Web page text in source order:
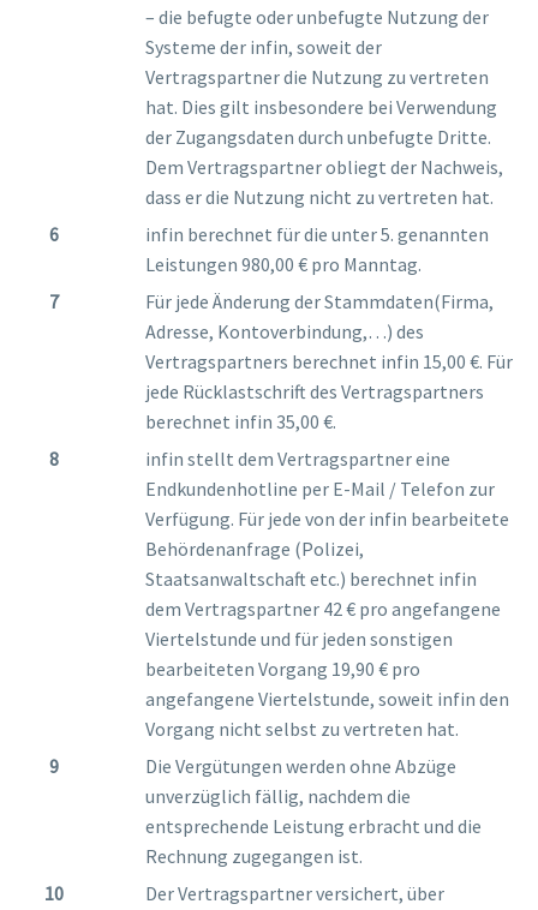
– die befugte oder unbefugte Nutzung der
Systeme der infin, soweit der
Vertragspartner die Nutzung zu vertreten
hat. Dies gilt insbesondere bei Verwendung
der Zugangsdaten durch unbefugte Dritte.
Dem Vertragspartner obliegt der Nachweis,
dass er die Nutzung nicht zu vertreten hat.
infin berechnet für die unter 5. genannten
Leistungen 980,00 € pro Manntag.
Für jede Änderung der Stammdaten(Firma,
Adresse, Kontoverbindung,…) des
Vertragspartners berechnet infin 15,00 €. Für
jede Rücklastschrift des Vertragspartners
berechnet infin 35,00 €.
infin stellt dem Vertragspartner eine
Endkundenhotline per E-Mail / Telefon zur
Verfügung. Für jede von der infin bearbeitete
Behördenanfrage (Polizei,
Staatsanwaltschaft etc.) berechnet infin
dem Vertragspartner 42 € pro angefangene
Viertelstunde und für jeden sonstigen
bearbeiteten Vorgang 19,90 € pro
angefangene Viertelstunde, soweit infin den
Vorgang nicht selbst zu vertreten hat.
Die Vergütungen werden ohne Abzüge
unverzüglich fällig, nachdem die
entsprechende Leistung erbracht und die
Rechnung zugegangen ist.
Der Vertragspartner versichert, über